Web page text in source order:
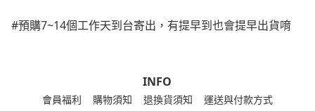
#預購7~14個工作天到台寄出，有提早到也會提早出貨唷
INFO
會員福利 購物須知 退換貨須知
運送與付款方式